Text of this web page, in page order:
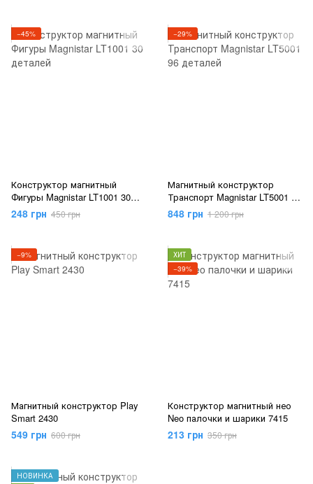
−45%
Конструктор магнитный
Фигуры Magnistar LT1001 30
деталей
248 грн 450 грн
−29%
Магнитный конструктор
Транспорт Magnistar LT5001 96
деталей
848 грн 1 200 грн
−9%
Магнитный конструктор Play
Smart 2430
549 грн 600 грн
ХИТ
−39%
Конструктор магнитный нео
Neo палочки и шарики 7415
213 грн 350 грн
НОВИНКА